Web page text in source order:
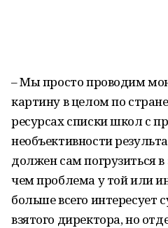
– Мы просто проводим
картину в целом по
ресурсах списки школ с
необъективности
должен сам погрузиться
чем проблема у той или
больше всего интересует
взятого директора, но